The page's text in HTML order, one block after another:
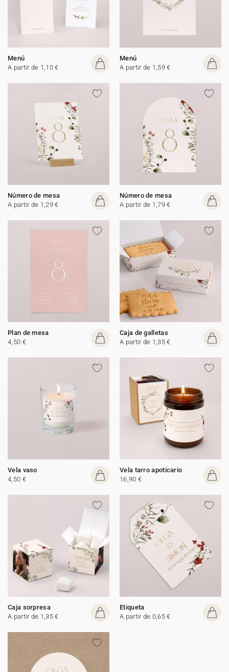
Menú
A partir de 1,10 €
Menú
A partir de 1,59 €
Número de mesa
A partir de 1,29 €
Número de mesa
A partir de 1,79 €
Plan de mesa
4,50 €
Caja de galletas
A partir de 1,35 €
Vela vaso
4,50 €
Vela tarro apoticario
16,90 €
Caja sorpresa
A partir de 1,35 €
Etiqueta
A partir de 0,65 €